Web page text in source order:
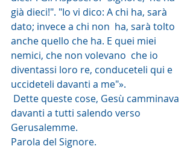
già dieci!". "Io vi dico: A chi ha, sarà
dato; invece a chi non  ha, sarà tolto
anche quello che ha. E quei miei
nemici, che non volevano  che io
diventassi loro re, conduceteli qui e
uccideteli davanti a me"».
davanti a tutti salendo verso
Gerusalemme.
Parola del Signore.